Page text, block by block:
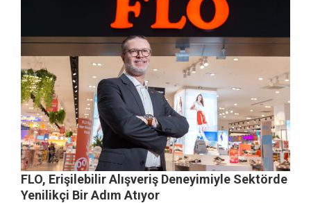
FLO, Erişilebilir Alışveriş Deneyimiyle Sektörde
Yenilikçi Bir Adım Atıyor